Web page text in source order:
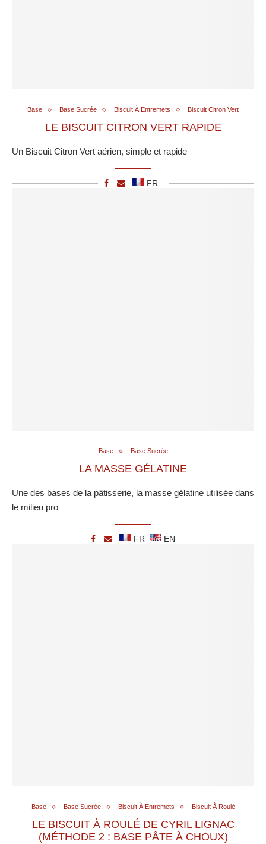
Base Base Sucrée Biscuit À Entremets Biscuit Citron Vert
LE BISCUIT CITRON VERT RAPIDE
Un Biscuit Citron Vert aérien, simple et rapide
FR
Base Base Sucrée
LA MASSE GÉLATINE
Une des bases de la pâtisserie, la masse gélatine utilisée dans
le milieu pro
FR EN
Base Base Sucrée Biscuit À Entremets Biscuit À Roulé
LE BISCUIT À ROULÉ DE CYRIL LIGNAC
(MÉTHODE 2 : BASE PÂTE À CHOUX)